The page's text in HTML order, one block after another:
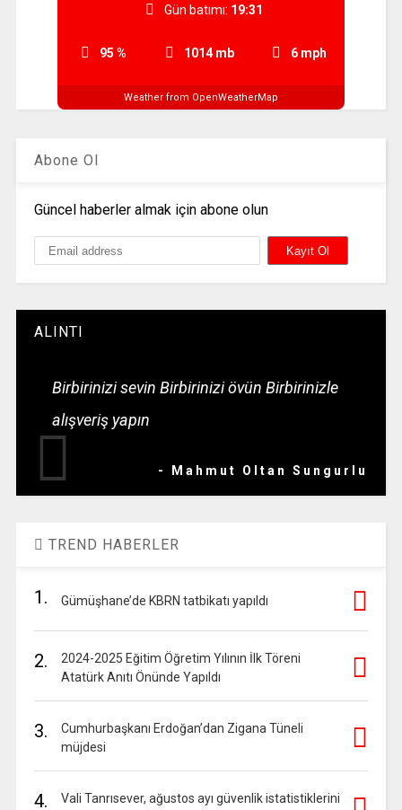
95 % 1014 mb 6 mph
Gün batımı: 19:31
Weather from OpenWeatherMap
Abone Ol
Güncel haberler almak için abone olun
ALINTI
Birbirinizi sevin Birbirinizi övün Birbirinizle
alışveriş yapın
- Mahmut Oltan Sungurlu
TREND HABERLER
1. Gümüşhane’de KBRN tatbikatı yapıldı
2.
2024-2025 Eğitim Öğretim Yılının İlk Töreni
Atatürk Anıtı Önünde Yapıldı
3.
Cumhurbaşkanı Erdoğan’dan Zigana Tüneli
müjdesi
4. Vali Tanrısever, ağustos ayı güvenlik istatistiklerini